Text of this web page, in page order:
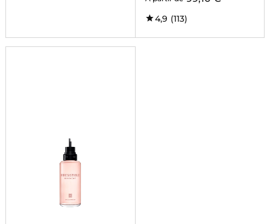
4,9 (113)